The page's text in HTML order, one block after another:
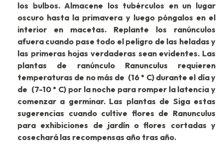
los bulbos. Almacene los tubérculos en un lugar
oscuro hasta la primavera y luego póngalos en el
interior en macetas. Replante los ranúnculos
afuera cuando pase todo el peligro de las heladas y
las primeras hojas verdaderas sean evidentes. Las
plantas de ranúnculo Ranunculus requieren
temperaturas de no más de (16 ° C) durante el día y
de (7-10 ° C) por la noche para romper la latencia y
comenzar a germinar. Las plantas de Siga estas
sugerencias cuando cultive flores de Ranunculus
para exhibiciones de jardín o flores cortadas y
cosechará las recompensas año tras año.